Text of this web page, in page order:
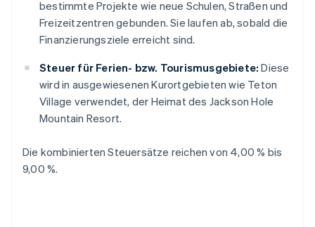
bestimmte Projekte wie neue Schulen, Straßen und
Freizeitzentren gebunden. Sie laufen ab, sobald die
Finanzierungsziele erreicht sind.
Steuer für Ferien- bzw. Tourismusgebiete: Diese
wird in ausgewiesenen Kurortgebieten wie Teton
Village verwendet, der Heimat des Jackson Hole
Mountain Resort.
Die kombinierten Steuersätze reichen von 4,00 % bis
9,00 %.